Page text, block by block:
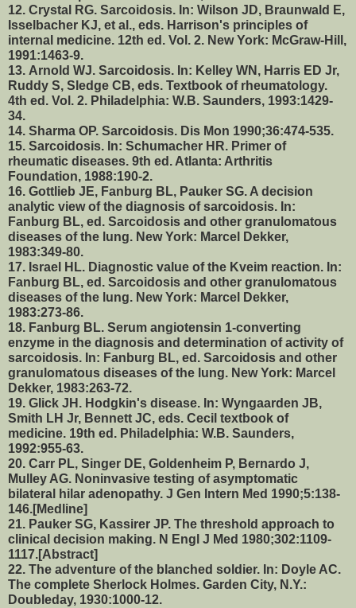
12. Crystal RG. Sarcoidosis. In: Wilson JD, Braunwald E,
Isselbacher KJ, et al., eds. Harrison's principles of
internal medicine. 12th ed. Vol. 2. New York: McGraw-Hill,
1991:1463-9.
13. Arnold WJ. Sarcoidosis. In: Kelley WN, Harris ED Jr,
Ruddy S, Sledge CB, eds. Textbook of rheumatology.
4th ed. Vol. 2. Philadelphia: W.B. Saunders, 1993:1429-
34.
14. Sharma OP. Sarcoidosis. Dis Mon 1990;36:474-535.
15. Sarcoidosis. In: Schumacher HR. Primer of
rheumatic diseases. 9th ed. Atlanta: Arthritis
Foundation, 1988:190-2.
16. Gottlieb JE, Fanburg BL, Pauker SG. A decision
analytic view of the diagnosis of sarcoidosis. In:
Fanburg BL, ed. Sarcoidosis and other granulomatous
diseases of the lung. New York: Marcel Dekker,
1983:349-80.
17. Israel HL. Diagnostic value of the Kveim reaction. In:
Fanburg BL, ed. Sarcoidosis and other granulomatous
diseases of the lung. New York: Marcel Dekker,
1983:273-86.
18. Fanburg BL. Serum angiotensin 1-converting
enzyme in the diagnosis and determination of activity of
sarcoidosis. In: Fanburg BL, ed. Sarcoidosis and other
granulomatous diseases of the lung. New York: Marcel
Dekker, 1983:263-72.
19. Glick JH. Hodgkin's disease. In: Wyngaarden JB,
Smith LH Jr, Bennett JC, eds. Cecil textbook of
medicine. 19th ed. Philadelphia: W.B. Saunders,
1992:955-63.
20. Carr PL, Singer DE, Goldenheim P, Bernardo J,
Mulley AG. Noninvasive testing of asymptomatic
bilateral hilar adenopathy. J Gen Intern Med 1990;5:138-
146.[Medline]
21. Pauker SG, Kassirer JP. The threshold approach to
clinical decision making. N Engl J Med 1980;302:1109-
1117.[Abstract]
22. The adventure of the blanched soldier. In: Doyle AC.
The complete Sherlock Holmes. Garden City, N.Y.:
Doubleday, 1930:1000-12.